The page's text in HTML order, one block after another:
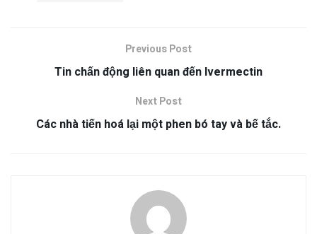
Previous Post
Tin chấn động liên quan đến Ivermectin
Next Post
Các nhà tiến hoá lại một phen bó tay và bế tắc.